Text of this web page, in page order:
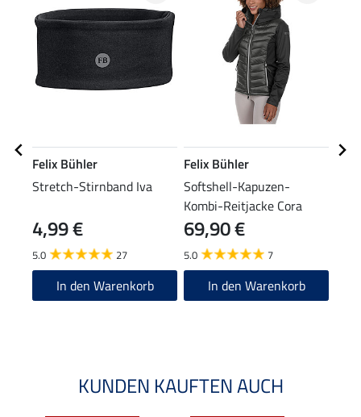
Felix Bühler
Stretch-Stirnband Iva
4,99 €
5.0 27
In den Warenkorb
Felix Bühler
Softshell-Kapuzen-
Kombi-Reitjacke Cora
69,90 €
5.0 7
In den Warenkorb
KUNDEN KAUFTEN AUCH